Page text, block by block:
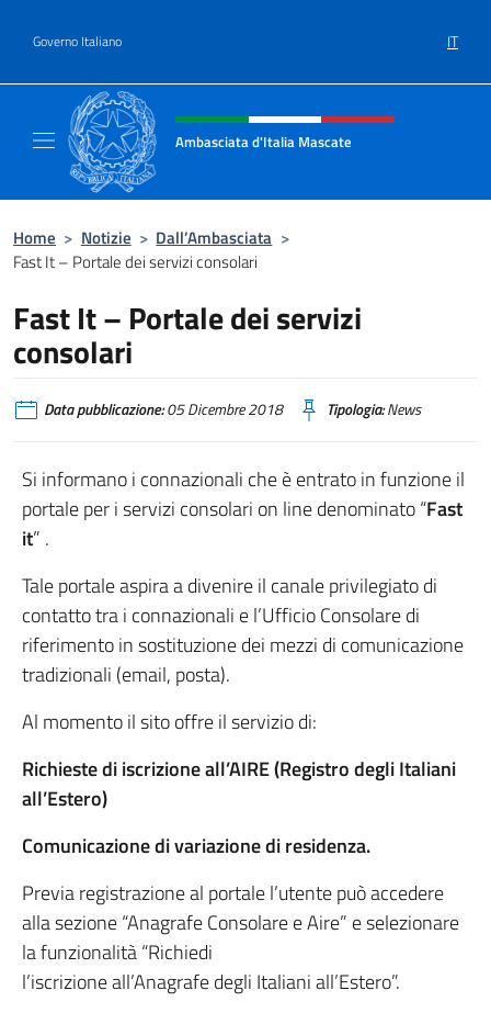
Governo Italiano IT
Intestazione sito, social e menù
Ambasciata d'Italia Mascate
Home > Notizie > Dall’Ambasciata >
Fast It – Portale dei servizi consolari
Fast It – Portale dei servizi
consolari
Data pubblicazione:05 Dicembre 2018 Tipologia:News
Si informano i connazionali che è entrato in funzione il
portale per i servizi consolari on line denominato “Fast
it” .
Tale portale aspira a divenire il canale privilegiato di
contatto tra i connazionali e l’Ufficio Consolare di
riferimento in sostituzione dei mezzi di comunicazione
tradizionali (email, posta).
Al momento il sito offre il servizio di:
Richieste di iscrizione all’AIRE (Registro degli Italiani
all’Estero)
Comunicazione di variazione di residenza.
Previa registrazione al portale l’utente può accedere
alla sezione “Anagrafe Consolare e Aire” e selezionare
la funzionalità “Richiedi
l’iscrizione all’Anagrafe degli Italiani all’Estero”.